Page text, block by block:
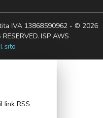
IVA 13868590962 - © 2026
ISP AWS
sito
link RSS